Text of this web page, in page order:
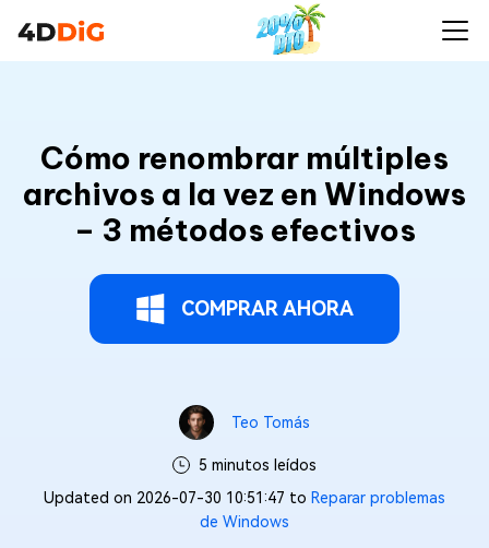
Cómo renombrar múltiples
archivos a la vez en Windows
– 3 métodos efectivos
COMPRAR AHORA
Teo Tomás
5 minutos leídos
Updated on 2026-07-30 10:51:47 to Reparar problemas
de Windows